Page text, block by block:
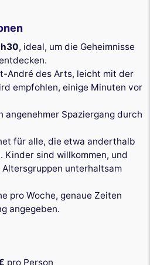
, ideal, um die Geheimnisse
André des Arts, leicht mit der
empfohlen, einige Minuten vor
angenehmer Spaziergang durch
für alle, die etwa anderthalb
Kinder sind willkommen, und
unterhaltsam
pro Woche, genaue Zeiten
angegeben.
pro Person